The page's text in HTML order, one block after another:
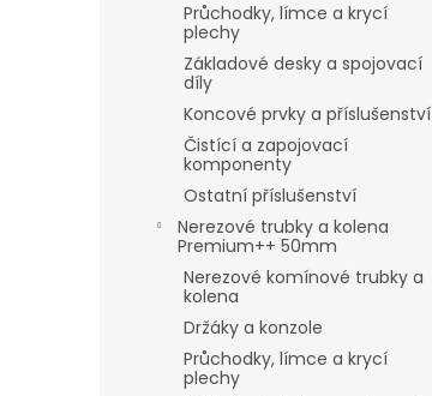
Průchodky, límce a krycí
plechy
Základové desky a spojovací
díly
Koncové prvky a příslušenství
Čistící a zapojovací
komponenty
Ostatní příslušenství
Nerezové trubky a kolena
Premium++ 50mm
Nerezové komínové trubky a
kolena
Držáky a konzole
Průchodky, límce a krycí
plechy